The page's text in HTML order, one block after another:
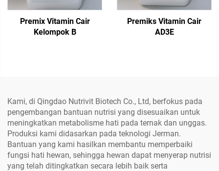
Premix Vitamin Cair
Kelompok B
Premiks Vitamin Cair
AD3E
Kami, di Qingdao Nutrivit Biotech Co., Ltd, berfokus pada
pengembangan bantuan nutrisi yang disesuaikan untuk
meningkatkan metabolisme hati pada ternak dan unggas.
Produksi kami didasarkan pada teknologi Jerman.
Bantuan yang kami hasilkan membantu memperbaiki
fungsi hati hewan, sehingga hewan dapat menyerap nutrisi
yang telah ditingkatkan secara lebih baik serta